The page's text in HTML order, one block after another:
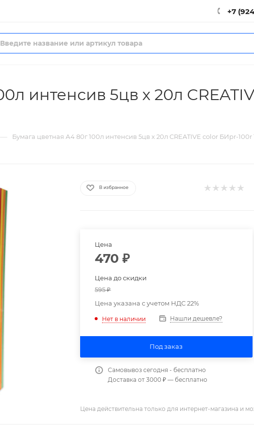
+7
интенсив 5цв х 20л
— Бумага цветная А4 80г 100л интенсив 5цв х 20л CREATIVE color БИpr-100r
В избранное
Цена
470 ₽
Цена до скидки
595₽
Цена указана с учетом НДС 22%
Нет в наличии Нашли дешевле?
Под заказ
Самовывоз сегодня - бесплатно
Доставка от 3000 ₽ — бесплатно
Цена действительна только для интернет-магазина и